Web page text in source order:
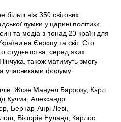
більш ніж 350 світових
думки у царині політики,
та медіа з понад 20 країн для
на Європу та світ. Сто
студентства, серед яких
також матимуть змогу
учасниками форуму.
Жозе Мануел Баррозу, Карл
Кучма, Александр
Бернар-Анрі Леві,
Вікторія Нуланд, Карлос